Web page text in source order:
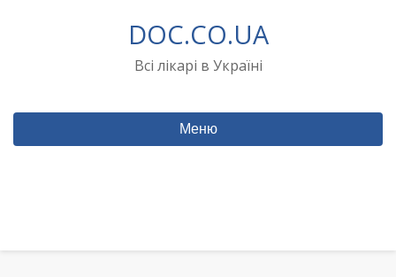
DOC.CO.UA
Всі лікарі в Україні
Меню